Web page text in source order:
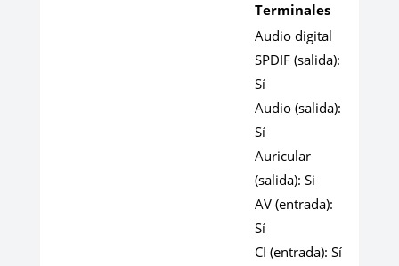
Terminales
Audio digital
SPDIF (salida):
Sí
Audio (salida):
Sí
Auricular
(salida): Si
AV (entrada):
Sí
CI (entrada): Sí